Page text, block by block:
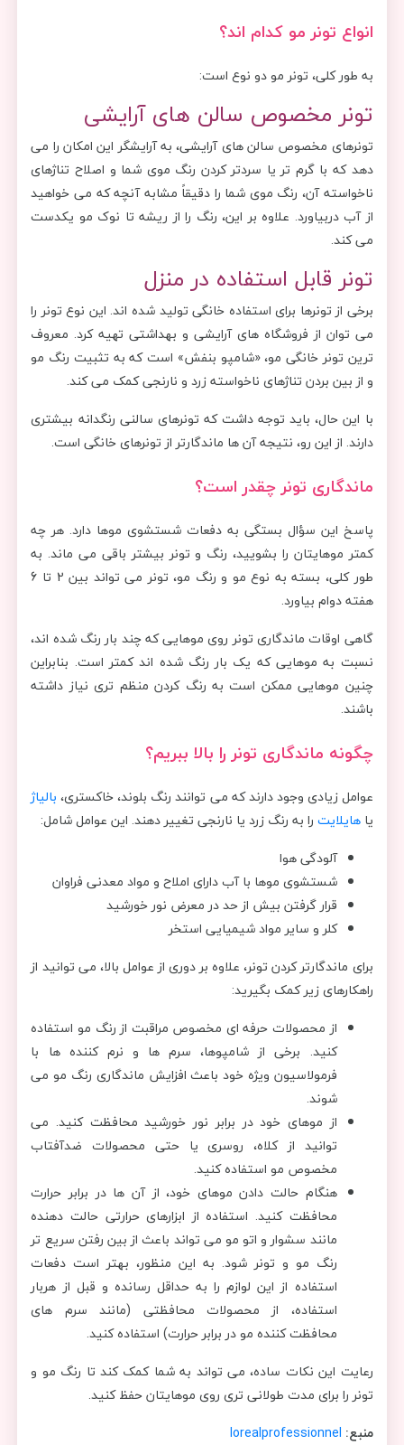
انواع تونر مو کدام اند؟
به طور کلی، تونر مو دو نوع است:
تونر مخصوص سالن های آرایشی
تونرهای مخصوص سالن های آرایشی، به آرایشگر این امکان را می
دهد که با گرم تر یا سردتر کردن رنگ موی شما و اصلاح تناژهای
ناخواسته آن، رنگ موی شما را دقیقاً مشابه آنچه که می خواهید
از آب دربیاورد. علاوه بر این، رنگ را از ریشه تا نوک مو یکدست
می کند.
تونر قابل استفاده در منزل
برخی از تونرها برای استفاده خانگی تولید شده اند. این نوع تونر را
می توان از فروشگاه های آرایشی و بهداشتی تهیه کرد. معروف
ترین تونر خانگی مو، «شامپو بنفش» است که به تثبیت رنگ مو
و از بین بردن تناژهای ناخواسته زرد و نارنجی کمک می کند.
با این حال، باید توجه داشت که تونرهای سالنی رنگدانه بیشتری
دارند. از این رو، نتیجه آن ها ماندگارتر از تونرهای خانگی است.
ماندگاری تونر چقدر است؟
پاسخ این سؤال بستگی به دفعات شستشوی موها دارد. هر چه
کمتر موهایتان را بشویید، رنگ و تونر بیشتر باقی می ماند. به
طور کلی، بسته به نوع مو و رنگ مو، تونر می تواند بین 2 تا 6
هفته دوام بیاورد.
گاهی اوقات ماندگاری تونر روی موهایی که چند بار رنگ شده اند،
نسبت به موهایی که یک بار رنگ شده اند کمتر است. بنابراین
چنین موهایی ممکن است به رنگ کردن منظم تری نیاز داشته
باشند.
چگونه ماندگاری تونر را بالا ببریم؟
عوامل زیادی وجود دارند که می توانند رنگ بلوند، خاکستری، بالیاژ
یاهایلایت را به رنگ زرد یا نارنجی تغییر دهند. این عوامل شامل:
آلودگی هوا
شستشوی موها با آب دارای املاح و مواد معدنی فراوان
قرار گرفتن بیش از حد در معرض نور خورشید
کلر و سایر مواد شیمیایی استخر
برای ماندگارتر کردن تونر، علاوه بر دوری از عوامل بالا، می توانید از
راهکارهای زیر کمک بگیرید:
از محصولات حرفه ای مخصوص مراقبت از رنگ مو استفاده
کنید. برخی از شامپوها، سرم ها و نرم کننده ها با
فرمولاسیون ویژه خود باعث افزایش ماندگاری رنگ مو می
شوند.
از موهای خود در برابر نور خورشید محافظت کنید. می
توانید از کلاه، روسری یا حتی محصولات ضدآفتاب
مخصوص مو استفاده کنید.
هنگام حالت دادن موهای خود، از آن ها در برابر حرارت
محافظت کنید. استفاده از ابزارهای حرارتی حالت دهنده
مانند سشوار و اتو مو می تواند باعث از بین رفتن سریع تر
رنگ مو و تونر شود. به این منظور، بهتر است دفعات
استفاده از این لوازم را به حداقل رسانده و قبل از هربار
استفاده، از محصولات محافظتی (مانند سرم های
محافظت کننده مو در برابر حرارت) استفاده کنید.
رعایت این نکات ساده، می ‌تواند به شما کمک کند تا رنگ مو و
تونر را برای مدت طولانی تری روی موهایتان حفظ کنید.
منبع: lorealprofessionnel